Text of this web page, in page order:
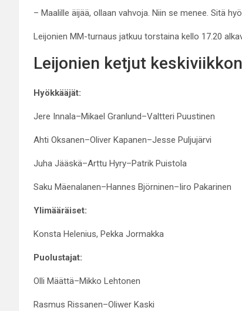
– Maalille äijää, ollaan vahvoja. Niin se menee. Sitä
Leijonien MM-turnaus jatkuu torstaina kello 17.20
Leijonien ketjut
Hyökkääjät:
Jere Innala–Mikael Granlund–Valtteri Puustinen
Ahti Oksanen–Oliver Kapanen–Jesse Puljujärvi
Juha Jääskä–Arttu Hyry–Patrik Puistola
Saku Mäenalanen–Hannes Björninen–Iiro Pakarinen
Ylimääräiset:
Konsta Helenius, Pekka Jormakka
Puolustajat:
Olli Määttä–Mikko Lehtonen
Rasmus Rissanen–Oliwer Kaski